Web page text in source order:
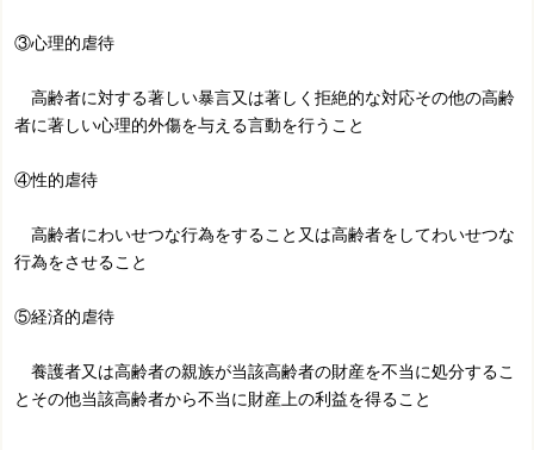
③心理的虐待
高齢者に対する著しい暴言又は著しく拒絶的な対応その他の高齢
者に著しい心理的外傷を与える言動を行うこと
④性的虐待
高齢者にわいせつな行為をすること又は高齢者をしてわいせつな
行為をさせること
⑤経済的虐待
養護者又は高齢者の親族が当該高齢者の財産を不当に処分するこ
とその他当該高齢者から不当に財産上の利益を得ること